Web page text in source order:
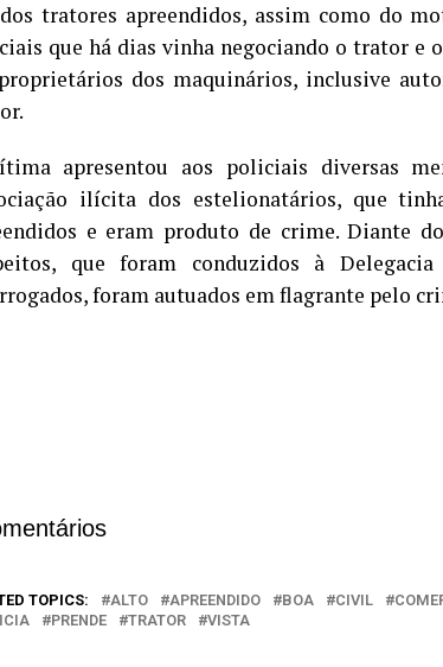
tratores apreendidos, assim como do
que há dias vinha negociando o trator e
dos maquinários, inclusive
apresentou aos policiais diversas
ilícita dos estelionatários, que
e eram produto de crime. Diante
que foram conduzidos à
foram autuados em flagrante pelo
TOPICS: ALTO APREENDIDO BOA CIVIL
PRENDE TRATOR VISTA